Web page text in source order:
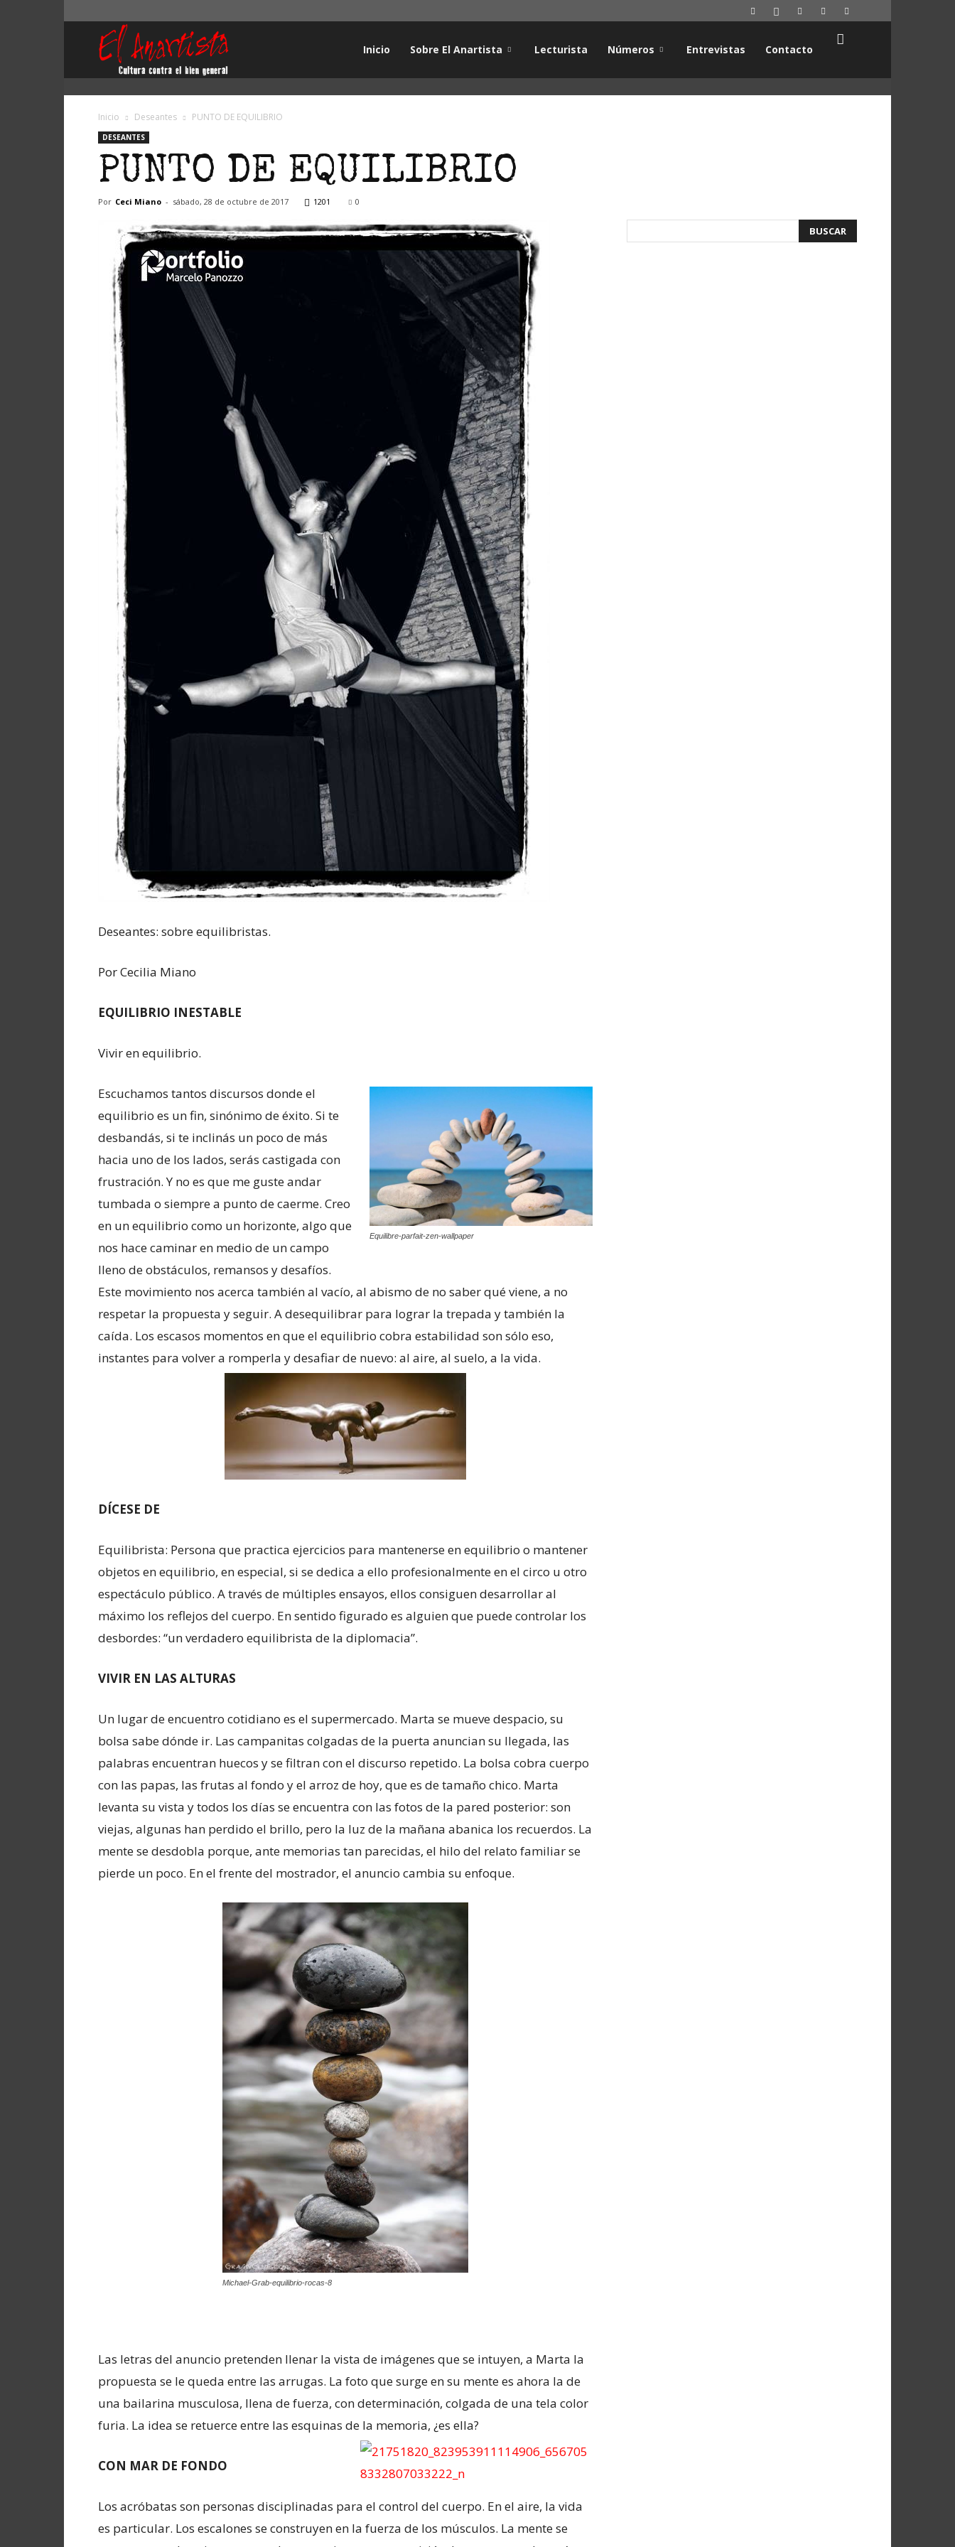
Inicio Sobre El Anartista Lecturista Números Entrevistas Contacto
Inicio Deseantes PUNTO DE EQUILIBRIO
DESEANTES
PUNTO DE EQUILIBRIO
Por Ceci Miano - sábado, 28 de octubre de 2017 1201 0
Deseantes: sobre equilibristas.
Por Cecilia Miano
EQUILIBRIO INESTABLE
Vivir en equilibrio.
Equilibre-parfait-zen-wallpaper
Escuchamos tantos discursos donde el
equilibrio es un fin, sinónimo de éxito. Si te
desbandás, si te inclinás un poco de más
hacia uno de los lados, serás castigada con
frustración. Y no es que me guste andar
tumbada o siempre a punto de caerme. Creo
en un equilibrio como un horizonte, algo que
nos hace caminar en medio de un campo
lleno de obstáculos, remansos y desafíos.
Este movimiento nos acerca también al vacío, al abismo de no saber qué viene, a no
respetar la propuesta y seguir. A desequilibrar para lograr la trepada y también la
caída. Los escasos momentos en que el equilibrio cobra estabilidad son sólo eso,
instantes para volver a romperla y desafiar de nuevo: al aire, al suelo, a la vida.
DÍCESE DE
Equilibrista: Persona que practica ejercicios para mantenerse en equilibrio o mantener
objetos en equilibrio, en especial, si se dedica a ello profesionalmente en el circo u otro
espectáculo público. A través de múltiples ensayos, ellos consiguen desarrollar al
máximo los reflejos del cuerpo. En sentido figurado es alguien que puede controlar los
desbordes: “un verdadero equilibrista de la diplomacia”.
VIVIR EN LAS ALTURAS
Un lugar de encuentro cotidiano es el supermercado. Marta se mueve despacio, su
bolsa sabe dónde ir. Las campanitas colgadas de la puerta anuncian su llegada, las
palabras encuentran huecos y se filtran con el discurso repetido. La bolsa cobra cuerpo
con las papas, las frutas al fondo y el arroz de hoy, que es de tamaño chico. Marta
levanta su vista y todos los días se encuentra con las fotos de la pared posterior: son
viejas, algunas han perdido el brillo, pero la luz de la mañana abanica los recuerdos. La
mente se desdobla porque, ante memorias tan parecidas, el hilo del relato familiar se
pierde un poco. En el frente del mostrador, el anuncio cambia su enfoque.
Michael-Grab-equilibrio-rocas-8
Las letras del anuncio pretenden llenar la vista de imágenes que se intuyen, a Marta la
propuesta se le queda entre las arrugas. La foto que surge en su mente es ahora la de
una bailarina musculosa, llena de fuerza, con determinación, colgada de una tela color
furia. La idea se retuerce entre las esquinas de la memoria, ¿es ella?
CON MAR DE FONDO
Los acróbatas son personas disciplinadas para el control del cuerpo. En el aire, la vida
es particular. Los escalones se construyen en la fuerza de los músculos. La mente se